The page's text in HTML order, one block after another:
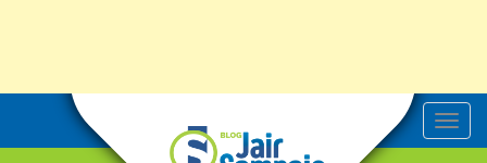
T
o